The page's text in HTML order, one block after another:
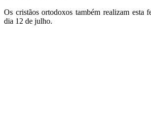
Os cristãos ortodoxos também realizam esta
dia 12 de julho.